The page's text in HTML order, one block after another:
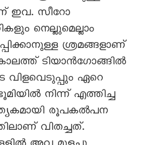
ഇവ. സീറോ
നെല്ലുമെല്ലാം
ശ്രമങ്ങളാണ്‌
ടിയാൻഗോങ്ങിൽ
ഏറെ
നിന്ന്‌ എത്തിച്ച
രൂപകൽപന
വിതച്ചത്‌.